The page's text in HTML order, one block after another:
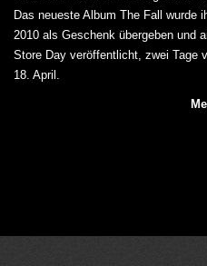
Das neueste Album The Fall wurde
2010 als Geschenk übergeben und
Store Day veröffentlicht, zwei Tage
18. April.